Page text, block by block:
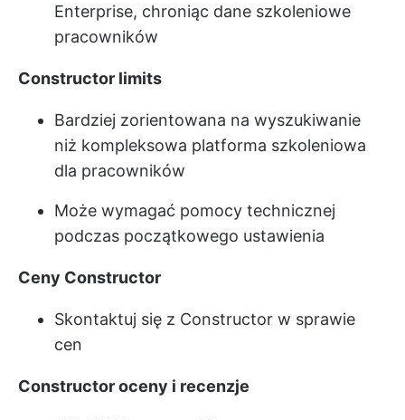
Enterprise, chroniąc dane szkoleniowe
pracowników
Constructor limits
Bardziej zorientowana na wyszukiwanie
niż kompleksowa platforma szkoleniowa
dla pracowników
Może wymagać pomocy technicznej
podczas początkowego ustawienia
Ceny Constructor
Skontaktuj się z Constructor w sprawie
cen
Constructor oceny i recenzje